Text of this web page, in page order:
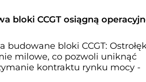
bloki CCGT osiągną
budowane bloki CCGT:
milowe, co pozwoli uniknąć
kontraktu rynku mocy -